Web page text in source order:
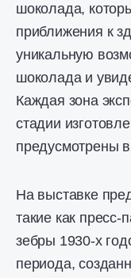
шоколада,
приближения к
уникальную
шоколада и
Каждая зона
стадии
предусмотрены
На выставке
такие как
зебры 1930-х
периода,